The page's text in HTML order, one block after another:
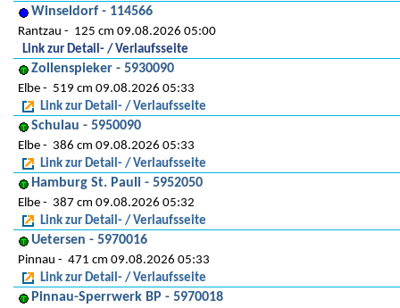
Winseldorf - 114566
Rantzau
125 cm 09.08.2026 05:00
Link zur Detail- / Verlaufsseite
Zollenspieker - 5930090
Elbe
519 cm 09.08.2026 05:33
Link zur Detail- / Verlaufsseite
Schulau - 5950090
Elbe
386 cm 09.08.2026 05:33
Link zur Detail- / Verlaufsseite
Hamburg St. Pauli - 5952050
Elbe
387 cm 09.08.2026 05:32
Link zur Detail- / Verlaufsseite
Uetersen - 5970016
Pinnau
471 cm 09.08.2026 05:33
Link zur Detail- / Verlaufsseite
Pinnau-Sperrwerk BP - 5970018